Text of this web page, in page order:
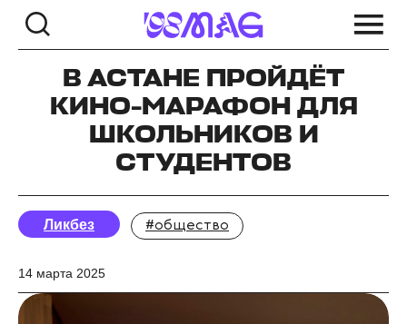
В АСТАНЕ ПРОЙДЁТ
КИНО-МАРАФОН ДЛЯ
ШКОЛЬНИКОВ И
СТУДЕНТОВ
Ликбез #общество
14 марта 2025